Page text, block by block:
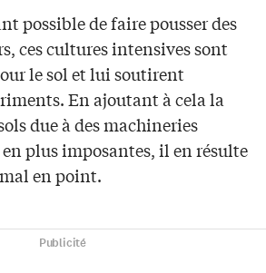
possible de faire pousser des
ces cultures intensives sont
le sol et lui soutirent
En ajoutant à cela la
due à des machineries
plus imposantes, il en résulte
en point.
Publicité